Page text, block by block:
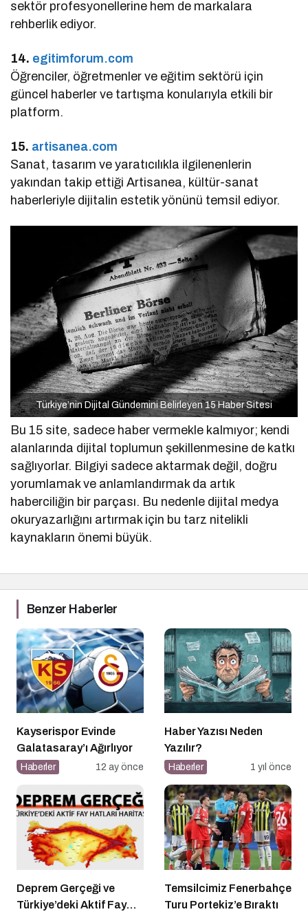
sektör profesyonellerine hem de markalara
rehberlik ediyor.
14. egitimforum.com
Öğrenciler, öğretmenler ve eğitim sektörü için
güncel haberler ve tartışma konularıyla etkili bir
platform.
15. artisanea.com
Sanat, tasarım ve yaratıcılıkla ilgilenenlerin
yakından takip ettiği Artisanea, kültür-sanat
haberleriyle dijitalin estetik yönünü temsil ediyor.
Türkiye’nin Dijital Gündemini Belirleyen 15 Haber Sitesi
Bu 15 site, sadece haber vermekle kalmıyor; kendi
alanlarında dijital toplumun şekillenmesine de katkı
sağlıyorlar. Bilgiyi sadece aktarmak değil, doğru
yorumlamak ve anlamlandırmak da artık
haberciliğin bir parçası. Bu nedenle dijital medya
okuryazarlığını artırmak için bu tarz nitelikli
kaynakların önemi büyük.
Benzer Haberler
Kayserispor Evinde
Galatasaray’ı Ağırlıyor
Haberler 12 ay önce
Haber Yazısı Neden
Yazılır?
Haberler 1 yıl önce
Deprem Gerçeği ve
Türkiye’deki Aktif Fay
Temsilcimiz Fenerbahçe
Turu Portekiz’e Bıraktı